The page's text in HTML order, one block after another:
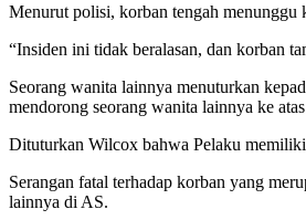
Menurut polisi, korban tengah menunggu
“Insiden ini tidak beralasan, dan korban
Seorang wanita lainnya menuturkan
mendorong seorang wanita lainnya ke
Dituturkan Wilcox bahwa Pelaku memiliki
Serangan fatal terhadap korban yang
lainnya di AS.